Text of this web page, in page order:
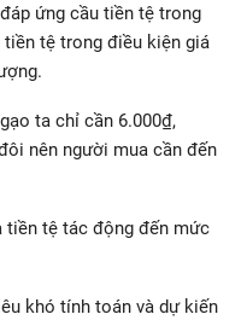
ứng cầu tiền tệ trong
tệ trong điều kiện giá
ta chỉ cần 6.000₫,
nên người mua cần đến
tiền tệ tác động đến mức
khó tính toán và dự kiến